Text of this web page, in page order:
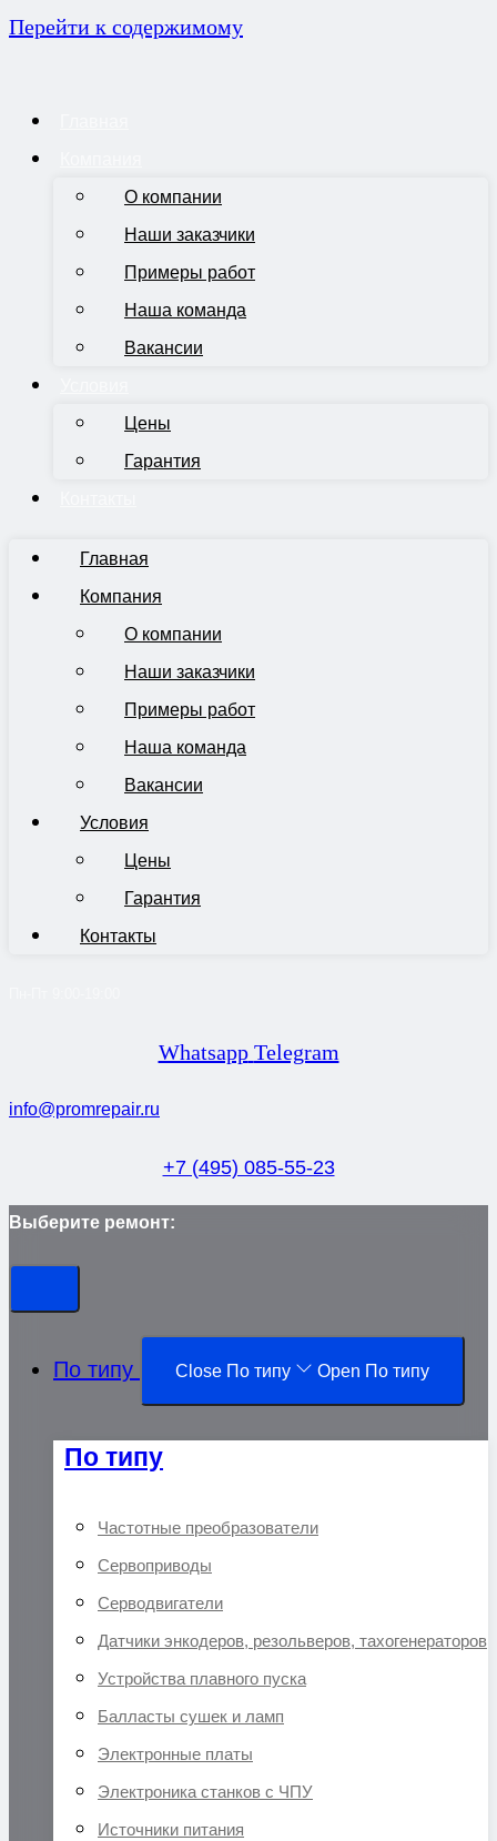
Перейти к содержимому
О компании
Наши заказчики
Примеры работ
Наша команда
Вакансии
Цены
Гарантия
Главная
Компания
О компании
Наши заказчики
Примеры работ
Наша команда
Вакансии
Условия
Цены
Гарантия
Контакты
Whatsapp Telegram
info@promrepair.ru
+7 (495) 085-55-23
Выберите ремонт:
По типу Close По типу Open По типу
По типу
Частотные преобразователи
Сервоприводы
Серводвигатели
Датчики энкодеров, резольверов, тахогенераторов
Устройства плавного пуска
Балласты сушек и ламп
Электронные платы
Электроника станков с ЧПУ
Источники питания